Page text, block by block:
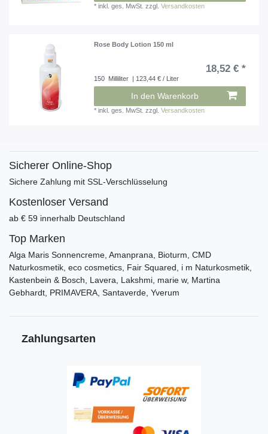
*inkl. ges. MwSt. zzgl.Versandkosten
Rose Body Lotion 150 ml
18,52 € *
150 Milliliter | 123,44 € / Liter
In den Warenkorb
*inkl. ges. MwSt. zzgl.Versandkosten
Sicherer Online-Shop
Sichere Zahlung mit SSL-Verschlüsselung
Kostenloser Versand
ab € 59 innerhalb Deutschland
Top Marken
Alga Maris Sonnencreme, Amanprana, Bioturm, CMD
Naturkosmetik, eco cosmetics, Fair Squared, i m Naturkosmetik,
Kastenbein & Bosch, Lavera, Lakshmi, marie w, Martina
Gebhardt, PRIMAVERA, Santaverde, Yverum
Zahlungsarten